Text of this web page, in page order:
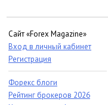
Сайт «Forex Magazine»
Вход в личный кабинет
Регистрация
Форекс блоги
Рейтинг брокеров 2026